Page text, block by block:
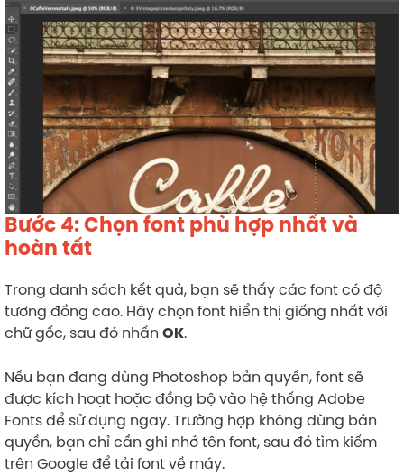
Bước 4: Chọn font phù hợp nhất và
hoàn tất
Trong danh sách kết quả, bạn sẽ thấy các font có độ
tương đồng cao. Hãy chọn font hiển thị giống nhất với
chữ gốc, sau đó nhấn OK.
Nếu bạn đang dùng Photoshop bản quyền, font sẽ
được kích hoạt hoặc đồng bộ vào hệ thống Adobe
Fonts để sử dụng ngay. Trường hợp không dùng bản
quyền, bạn chỉ cần ghi nhớ tên font, sau đó tìm kiếm
trên Google để tải font về máy.